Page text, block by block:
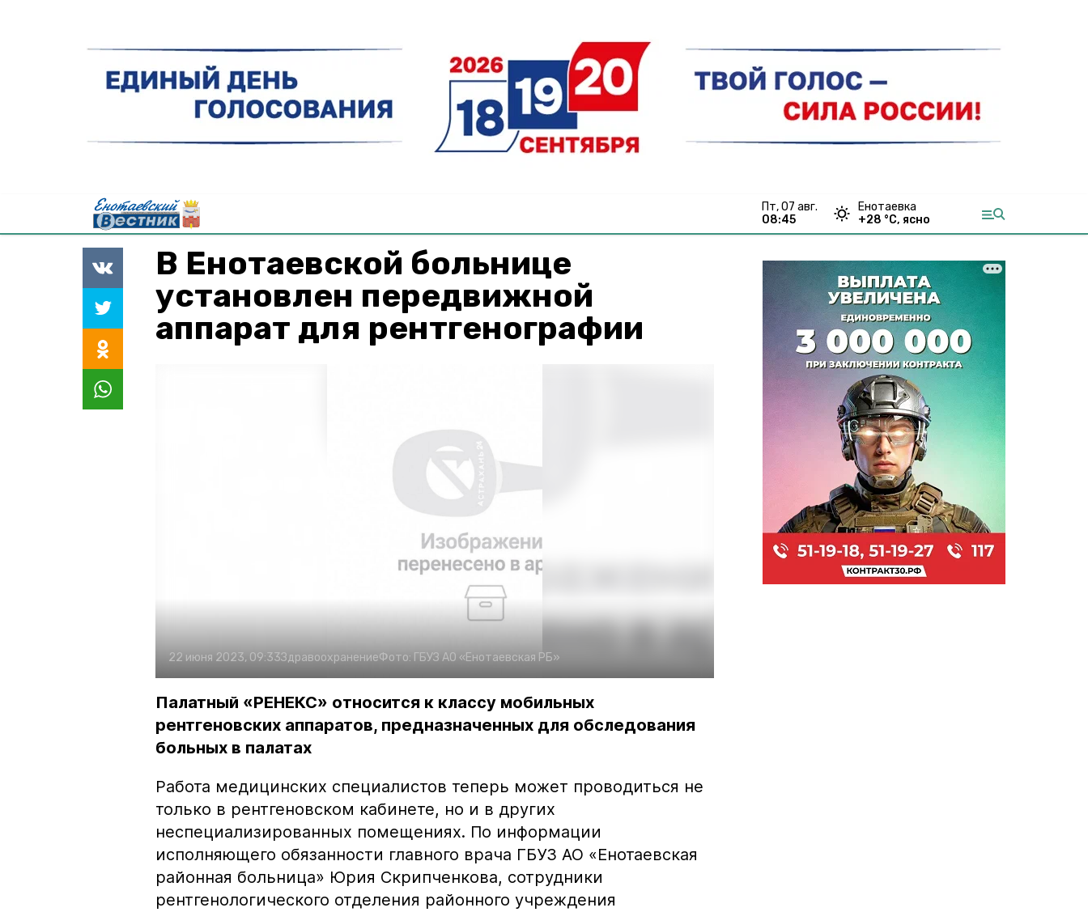
пт, 07 авг.
08:45
Енотаевка
+28 °С, ясно
В Енотаевской больнице
установлен передвижной
аппарат для рентгенографии
22 июня 2023, 09:33ЗдравоохранениеФото: ГБУЗ АО «Енотаевская РБ»
Палатный «РЕНЕКС» относится к классу мобильных
рентгеновских аппаратов, предназначенных для обследования
больных в палатах
Работа медицинских специалистов теперь может проводиться не
только в рентгеновском кабинете, но и в других
неспециализированных помещениях. По информации
исполняющего обязанности главного врача ГБУЗ АО «Енотаевская
районная больница» Юрия Скрипченкова, сотрудники
рентгенологического отделения районного учреждения